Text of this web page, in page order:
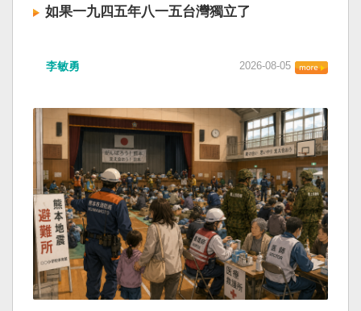
量，確保印太區域的和平穩定；台灣也將善用
韌性，讓彼此的國家更安全更繁榮。 最後，賴清
斷，台灣有堅定的意志，確保民主燈塔永明，自
由基石永固。
企業帳款拖欠問題」，更暴露企業之間拖欠已經
到「兜牢基層『三保』底線」和「抓好『一老一
精氣神，不斷創造高質量發展新業績」。不懂什
麼是「精氣神」，還以為是假文件，是新時代習
近平思想嗎？ 最後一句是「會議還研究了其他事
項。」這是每次外媒最感興趣的問題，那就是人
事問題。港媒大做文章，排查二十屆中央委員清
洗了多少人？這為習近平的進一步獨裁和二十一
大續任鋪平道路。據統計，過去一年，已有十九
名中央委員被官方宣布落馬或罷免全國人大代表
職務。另外還有「失蹤」者。總共接近三十人。
領銜的是兩名政治局委員：軍委副主席張又俠與
新疆黨委書記馬興瑞。 軍方還有原中央軍委副主
如果一九四五年八一五台灣獨立了
的歷史就不會有中國國民黨，也不會捲入迄今仍
人民共和國接續了，中國是中國，台灣是台灣。
兩岸已有正常外交，中國也可致力提升國民福
祉。 如果一九四五年八一五台灣獨立了，就像二
戰後許多殖民地選擇獨立，成為杭廷頓第二波民
主化的歷史。獨立的台灣會像脫離日本殖民的韓
國，八一五這一天成為獨立紀念日及光復節。不
同於有國家歷史的朝鮮，台灣是新興國家，開展
自己國家的歷史。台灣沒有像朝鮮的左右路線競
逐政權，造成內戰形成南韓、北朝分裂國家的歷
史。或許會有左右路線政黨，形塑台灣的國家之
路。 如果一九四五年八一五台灣獨立了，一九四
九年中華人民共和國革命推翻中華民國，中國國
李敏勇 2026-08-05